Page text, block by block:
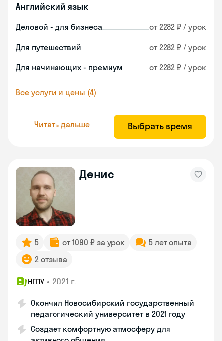
Английский язык
Деловой - для бизнеса от 2282 ₽ / урок
Для путешествий от 2282 ₽ / урок
Для начинающих - премиум от 2282 ₽ / урок
Все услуги и цены (4)
Читать дальше Выбрать время
Денис
5 от 1090 ₽ за урок
5 лет опыта
2 отзыва
НГПУ • 2021 г.
Окончил Новосибирский государственный
педагогический университет в 2021 году
Создает комфортную атмосферу для